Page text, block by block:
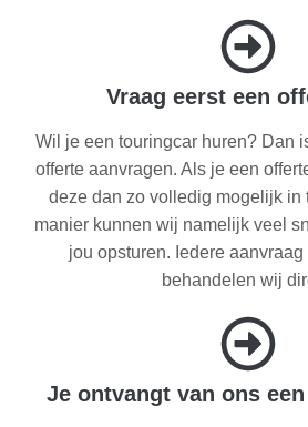
Vraag eerst een
Wil je een touringcar huren? Dan
offerte aanvragen. Als je een
deze dan zo volledig mogelijk in
manier kunnen wij namelijk veel
jou opsturen. Iedere
behandelen wij
Je ontvangt van ons